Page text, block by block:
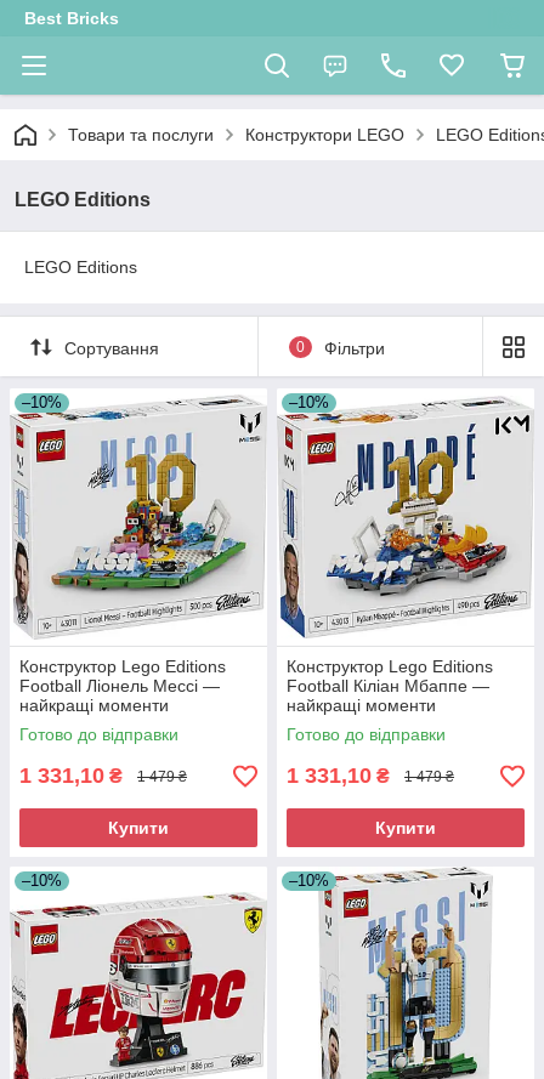
Best Bricks
Товари та послуги Конструктори LEGO LEGO
LEGO Editions
LEGO Editions
Сортування 0 Фільтри
–10%
Конструктор Lego Editions
Football Ліонель Мессі —
найкращі моменти
футбольних матчів 43011
Готово до відправки
1 331,10 ₴ 1 479 ₴
Купити
–10%
Конструктор Lego Editions
Football Кіліан Мбаппе —
найкращі моменти
футбольних матчів 43013
Готово до відправки
1 331,10 ₴ 1 479 ₴
Купити
–10% –10%